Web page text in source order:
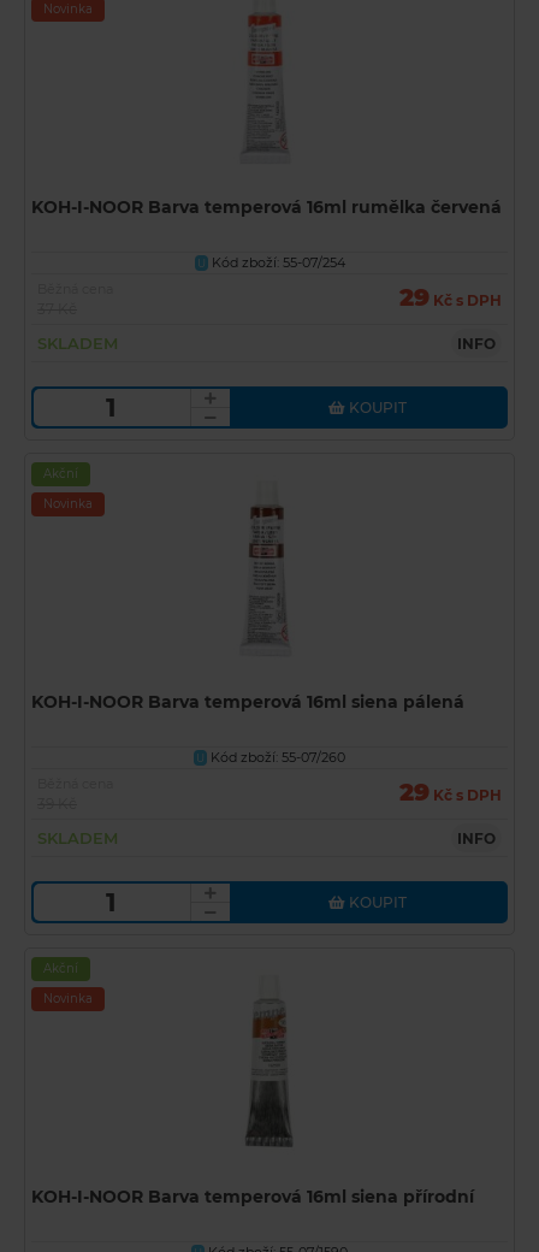
Novinka
KOH-I-NOOR Barva temperová 16ml rumělka červená
U Kód zboží: 55-07/254
29 Kč s DPH
SKLADEM INFO
KOUPIT
Akční
Novinka
KOH-I-NOOR Barva temperová 16ml siena pálená
U
Kód zboží: 55-07/260
29 Kč s DPH
SKLADEM INFO
KOUPIT
Akční
Novinka
KOH-I-NOOR Barva temperová 16ml siena přírodní